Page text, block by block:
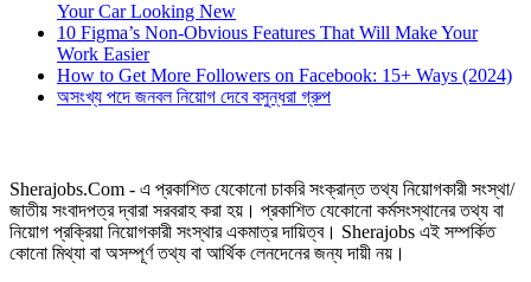
Your Car Looking New
10 Figma’s Non-Obvious Features That Will Make Your
Work Easier
How to Get More Followers on Facebook: 15+ Ways (2024)
অসংখ্য পদে জনবল নিয়োগ দেবে বসুন্ধরা গ্রুপ
Sherajobs.Com - এ প্রকাশিত যেকোনো চাকরি সংক্রান্ত তথ্য নিয়োগকারী সংস্থা/
জাতীয় সংবাদপত্র দ্বারা সরবরাহ করা হয়। প্রকাশিত যেকোনো কর্মসংস্থানের তথ্য বা
নিয়োগ প্রক্রিয়া নিয়োগকারী সংস্থার একমাত্র দায়িত্ব। Sherajobs এই সম্পর্কিত
কোনো মিথ্যা বা অসম্পূর্ণ তথ্য বা আর্থিক লেনদেনের জন্য দায়ী নয়।